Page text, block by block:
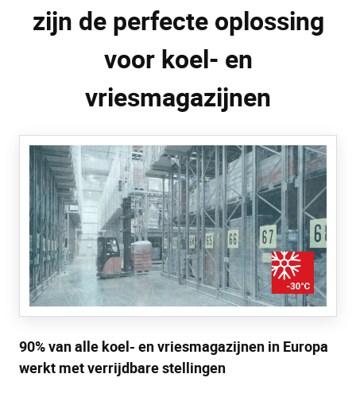
zijn de perfecte oplossing
voor koel- en
vriesmagazijnen
90% van alle koel- en vriesmagazijnen in Europa
werkt met verrijdbare stellingen